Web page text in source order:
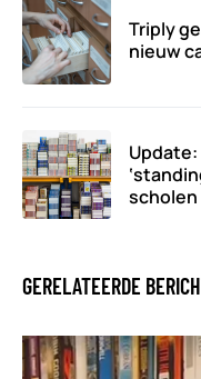
Triply
nieuw
scholen
GERELATEERDE